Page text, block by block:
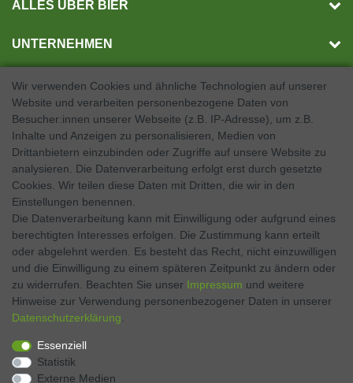
ALLES ÜBER BIER
UNTERNEHMEN
SOCIAL MEDIA
Twitter
Instagram
VERTRAG WIDERRUFEN Kontakt
Zahlen Sie bequem per
Wir verwenden Cookies und ähnliche Technologien auf unserer
Website und verarbeiten personenbezogene Daten von
Besucher:innen unserer Webseite (z.B. IP-Adresse), um z.B.
Inhalte und Anzeigen zu personalisieren, Medien von
Drittanbietern einzubinden oder Zugriffe auf unsere Website zu
analysieren. Die Datenverarbeitung erfolgt erst durch gesetzte
Cookies. Wir teilen diese Daten mit Dritten, die wir in den
Einstellungen benennen.
Die Datenverarbeitung kann mit Einwilligung oder aufgrund eines
berechtigten Interesses erfolgen. Die Zustimmung kann erteilt
oder abgelehnt werden. Es besteht das Recht, nicht einzuwilligen
und die Einwilligung zu einem späteren Zeitpunkt zu ändern oder
zu widerrufen. Beachten Sie unser Impressum und weitere
Hinweise zur Verwendung personenbezogener Daten in unserer
Daten­schutz­erklärung
Essenziell
Statistik
Externe Medien